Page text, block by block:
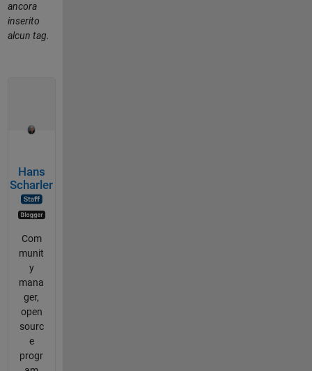
ancora
inserito
alcun tag.
Hans
Scharler
Com
munit
y
mana
ger,
open
sourc
e
progr